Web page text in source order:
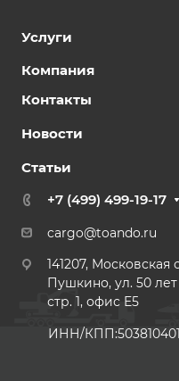
Услуги
Компания
Контакты
Новости
Статьи
+7 (499) 499-19-17
cargo@toando.ru
141207, Московская
Пушкино, ул. 50
стр. 1, офис E5
ИНН/